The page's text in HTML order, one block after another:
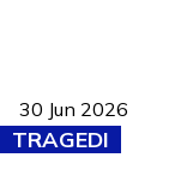
30 Jun 2026
TRAGEDI